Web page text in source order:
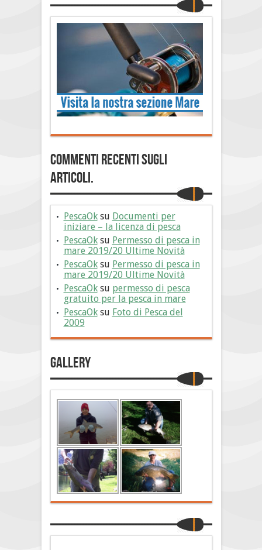
Commenti Recenti sugli
articoli.
PescaOksu Documenti per
iniziare – la licenza di pesca
PescaOksu Permesso di pesca in
mare 2019/20 Ultime Novità
PescaOksu Permesso di pesca in
mare 2019/20 Ultime Novità
PescaOksu permesso di pesca
gratuito per la pesca in mare
PescaOksu Foto di Pesca del
2009
Gallery